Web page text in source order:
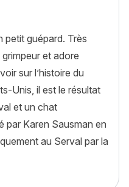
petit guépard. Très
et adore
sur l’histoire du
Unis, il est le résultat
et un chat
par Karen Sausman en
au Serval par la